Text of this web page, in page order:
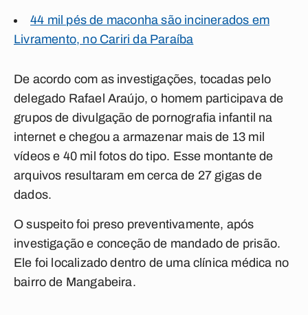
44 mil pés de maconha são incinerados em
Livramento, no Cariri da Paraíba
De acordo com as investigações, tocadas pelo
delegado Rafael Araújo, o homem participava de
grupos de divulgação de pornografia infantil na
internet e chegou a armazenar mais de 13 mil
vídeos e 40 mil fotos do tipo. Esse montante de
arquivos resultaram em cerca de 27 gigas de
dados.
O suspeito foi preso preventivamente, após
investigação e conceção de mandado de prisão.
Ele foi localizado dentro de uma clínica médica no
bairro de Mangabeira.